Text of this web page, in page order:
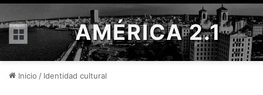
Menú AMÉRICA 2.1
Inicio / Identidad cultural